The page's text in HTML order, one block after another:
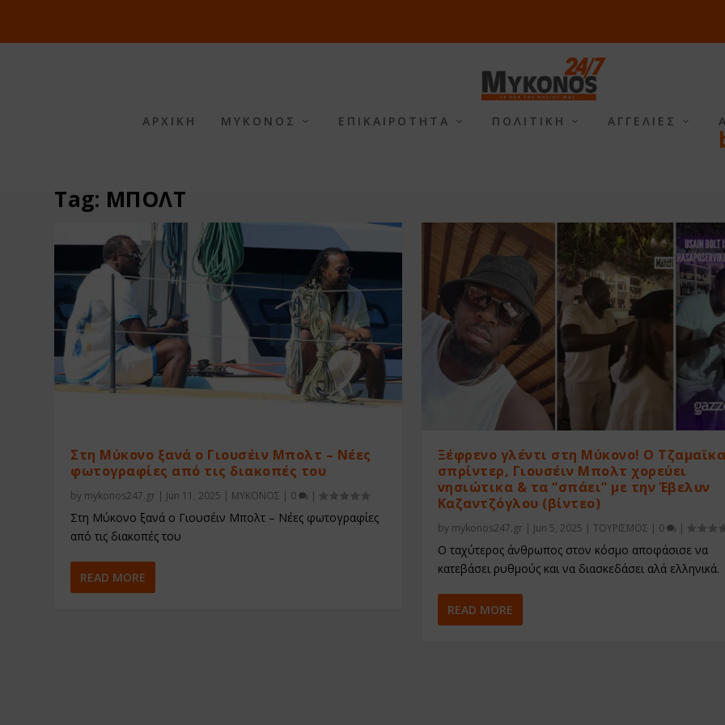
ΑΡΧΙΚΗ ΜΥΚΟΝΟΣ ΕΠΙΚΑΙΡΟΤΗΤΑ ΠΟΛΙΤΙΚΗ ΑΓΓΕΛΙΕΣ
Tag: ΜΠΟΛΤ
Στη Μύκονο ξανά ο Γιουσέιν Μπολτ – Νέες
φωτογραφίες από τις διακοπές του
by mykonos247.gr | Jun 11, 2025 | ΜΥΚΟΝΟΣ | 0 |
Στη Μύκονο ξανά ο Γιουσέιν Μπολτ – Νέες φωτογραφίες
από τις διακοπές του
READ MORE
Ξέφρενο γλέντι στη Μύκονο! Ο
σπρίντερ, Γιουσέιν Μπολτ χορεύει
νησιώτικα & τα “σπάει” με την Έβελυν
Καζαντζόγλου (βίντεο)
by mykonos247.gr | Jun 5, 2025 | ΤΟΥΡΙΣΜΟΣ | 0 |
Ο ταχύτερος άνθρωπος στον κόσμο αποφάσισε να
κατεβάσει ρυθμούς και να διασκεδάσει αλά ελληνικά.
READ MORE